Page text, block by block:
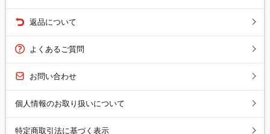
返品について
よくあるご質問
お問い合わせ
個人情報のお取り扱いについて
特定商取引法に基づく表示